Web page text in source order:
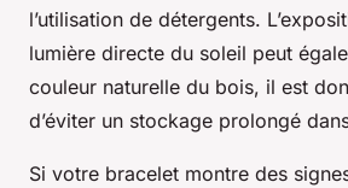
l’utilisation de détergents.
lumière directe du soleil peut
couleur naturelle du bois, il est
d’éviter un stockage prolongé
Si votre bracelet montre des